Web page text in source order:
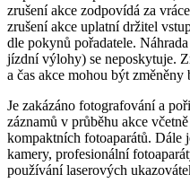
zrušení akce zodpovídá za
zrušení akce uplatní držitel
dle pokynů pořadatele.
jízdní výlohy) se neposkytuje.
a čas akce mohou být změněny
Je zakázáno fotografování a
záznamů v průběhu akce
kompaktních fotoaparátů. Dále
kamery, profesionální
používání laserových